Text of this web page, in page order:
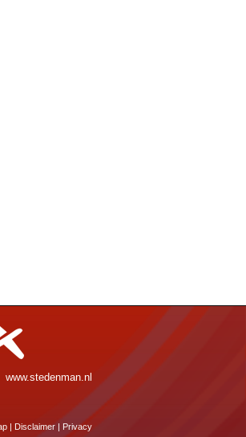
| Disclaimer | Privacy
www.stedenman.nl